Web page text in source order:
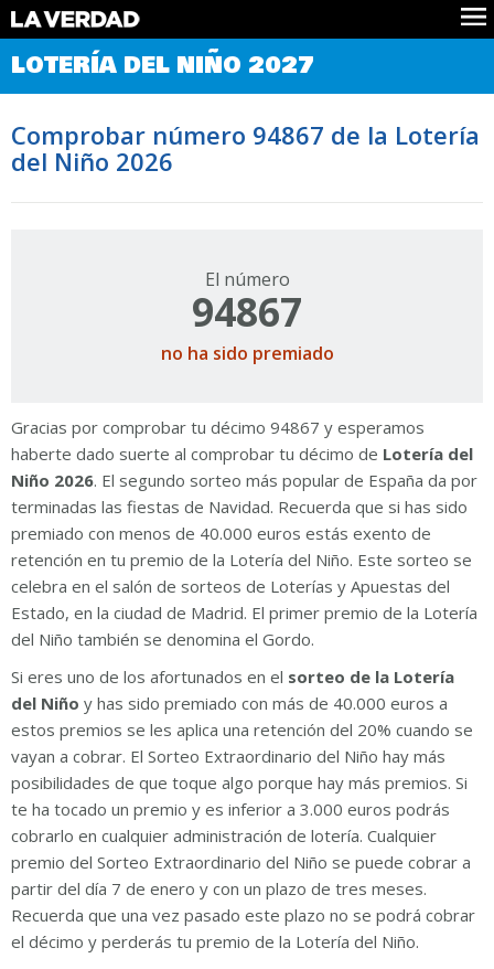
Comprobar Loteria del Niño
Premios
Noticias
Datos
Historia
LOTERÍA DEL NIÑO 2027
Comprobar número 94867 de la Lotería
del Niño 2026
El número
94867
no ha sido premiado
Gracias por comprobar tu décimo 94867 y esperamos
haberte dado suerte al comprobar tu décimo de Lotería del
Niño 2026. El segundo sorteo más popular de España da por
terminadas las fiestas de Navidad. Recuerda que si has sido
premiado con menos de 40.000 euros estás exento de
retención en tu premio de la Lotería del Niño. Este sorteo se
celebra en el salón de sorteos de Loterías y Apuestas del
Estado, en la ciudad de Madrid. El primer premio de la Lotería
del Niño también se denomina el Gordo.
Si eres uno de los afortunados en el sorteo de la Lotería
del Niño y has sido premiado con más de 40.000 euros a
estos premios se les aplica una retención del 20% cuando se
vayan a cobrar. El Sorteo Extraordinario del Niño hay más
posibilidades de que toque algo porque hay más premios. Si
te ha tocado un premio y es inferior a 3.000 euros podrás
cobrarlo en cualquier administración de lotería. Cualquier
premio del Sorteo Extraordinario del Niño se puede cobrar a
partir del día 7 de enero y con un plazo de tres meses.
Recuerda que una vez pasado este plazo no se podrá cobrar
el décimo y perderás tu premio de la Lotería del Niño.